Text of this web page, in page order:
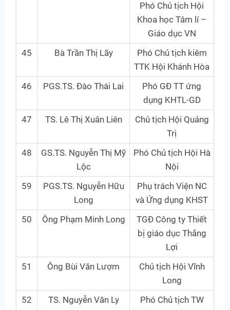
Phó Chủ tịch Hội
Khoa học Tâm lí –
Giáo dục VN
45
Bà Trần Thị Lãy
Phó Chủ tịch kiêm
TTK Hội Khánh Hòa
46
PGS.TS. Đào Thái Lai
Phó GĐ TT ứng
dụng KHTL-GD
47
TS. Lê Thị Xuân Liên
Chủ tịch Hội Quảng
Trị
48
GS.TS. Nguyễn Thị Mỹ
Lộc
Phó Chủ tịch Hội Hà
Nội
59
PGS.TS. Nguyễn Hữu
Long
Phụ trách Viện NC
và Ứng dụng KHST
50
Ông Phạm Minh Long
TGĐ Công ty Thiết
bị giáo dục Thắng
Lợi
51
Ông Bùi Văn Lượm
Chủ tịch Hội Vĩnh
Long
52
TS. Nguyễn Văn Ly
Phó Chủ tịch TW